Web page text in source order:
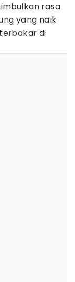
rasa
yang naik
di